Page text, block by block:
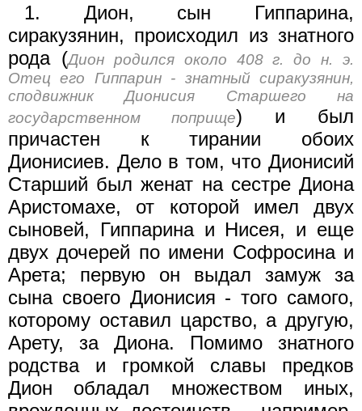
1. Дион, сын Гиппарина,
сиракузянин, происходил из знатного
рода (Дион родился около 408 г. до н. э.
Отец его Гиппарин - знатный сиракузянин,
сподвижник Дионисия Старшего на
государственном поприще) и был
причастен к тирании обоих
Дионисиев. Дело в том, что Дионисий
Старший был женат на сестре Диона
Аристомахе, от которой имел двух
сыновей, Гиппарина и Нисея, и еще
двух дочерей по имени Софросина и
Арета; первую он выдал замуж за
сына своего Дионисия - того самого,
которому оставил царство, а другую,
Арету, за Диона. Помимо знатного
родства и громкой славы предков
Дион обладал множеством иных,